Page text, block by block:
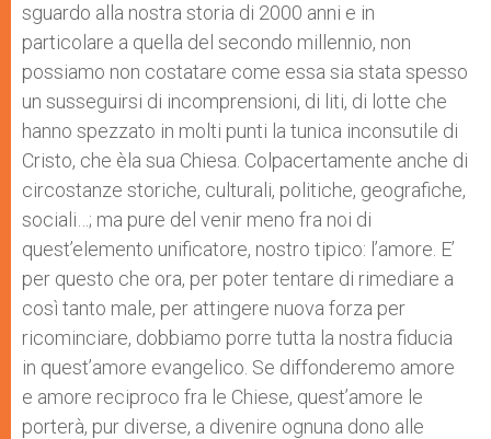
sguardo alla nostra storia di 2000 anni e in
particolare a quella del secondo millennio, non
possiamo non costatare come essa sia stata spesso
un susseguirsi di incomprensioni, di liti, di lotte che
hanno spezzato in molti punti la tunica inconsutile di
Cristo, che èla sua Chiesa. Colpacertamente anche di
circostanze storiche, culturali, politiche, geografiche,
sociali…; ma pure del venir meno fra noi di
quest’elemento unificatore, nostro tipico: l’amore. E’
per questo che ora, per poter tentare di rimediare a
così tanto male, per attingere nuova forza per
ricominciare, dobbiamo porre tutta la nostra fiducia
in quest’amore evangelico. Se diffonderemo amore
e amore reciproco fra le Chiese, quest’amore le
porterà, pur diverse, a divenire ognuna dono alle